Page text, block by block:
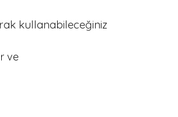
kullanabileceğiniz
ve